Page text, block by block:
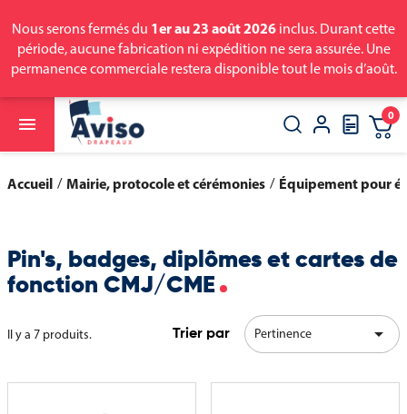
Nous serons fermés du 1er au 23 août 2026 inclus. Durant cette
période, aucune fabrication ni expédition ne sera assurée. Une
permanence commerciale restera disponible tout le mois d’août.
 0
search
Accueil Mairie, protocole et cérémonies Équipement pour
Pin's, badges, diplômes et cartes de
fonction CMJ/CME
Il y a 7 produits. Trier par Pertinence 